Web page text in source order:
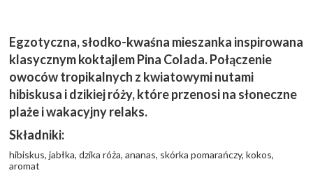
Egzotyczna, słodko-kwaśna mieszanka inspirowana
klasycznym koktajlem Pina Colada. Połączenie
owoców tropikalnych z kwiatowymi nutami
hibiskusa i dzikiej róży, które przenosi na słoneczne
plaże i wakacyjny relaks.
Składniki:
hibiskus, jabłka, dzika róża, ananas, skórka pomarańczy, kokos,
aromat